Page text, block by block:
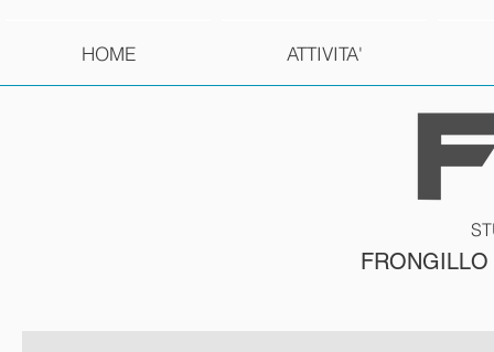
HOME ATTIVITA'